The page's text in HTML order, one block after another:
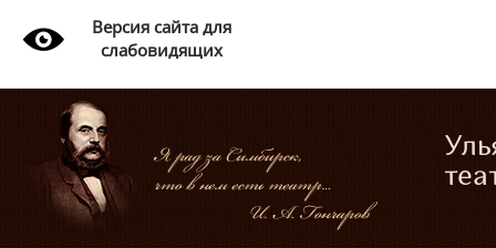
Версия сайта для
слабовидящих